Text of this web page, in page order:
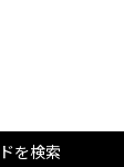
を検索